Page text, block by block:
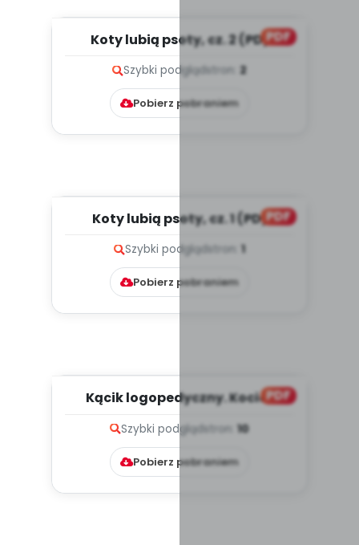
PDF
Koty lubią psoty, cz. 2 (PD)
Szybki podglądstron: 2
Pobierz pobraniem
PDF
Koty lubią psoty, cz. 1 (PD)
Szybki podgląd stron: 1
Pobierz pobraniem
PDF
Kącik logopedyczny. Kocie i
Szybki podglądstron: 10
Pobierz pobraniem